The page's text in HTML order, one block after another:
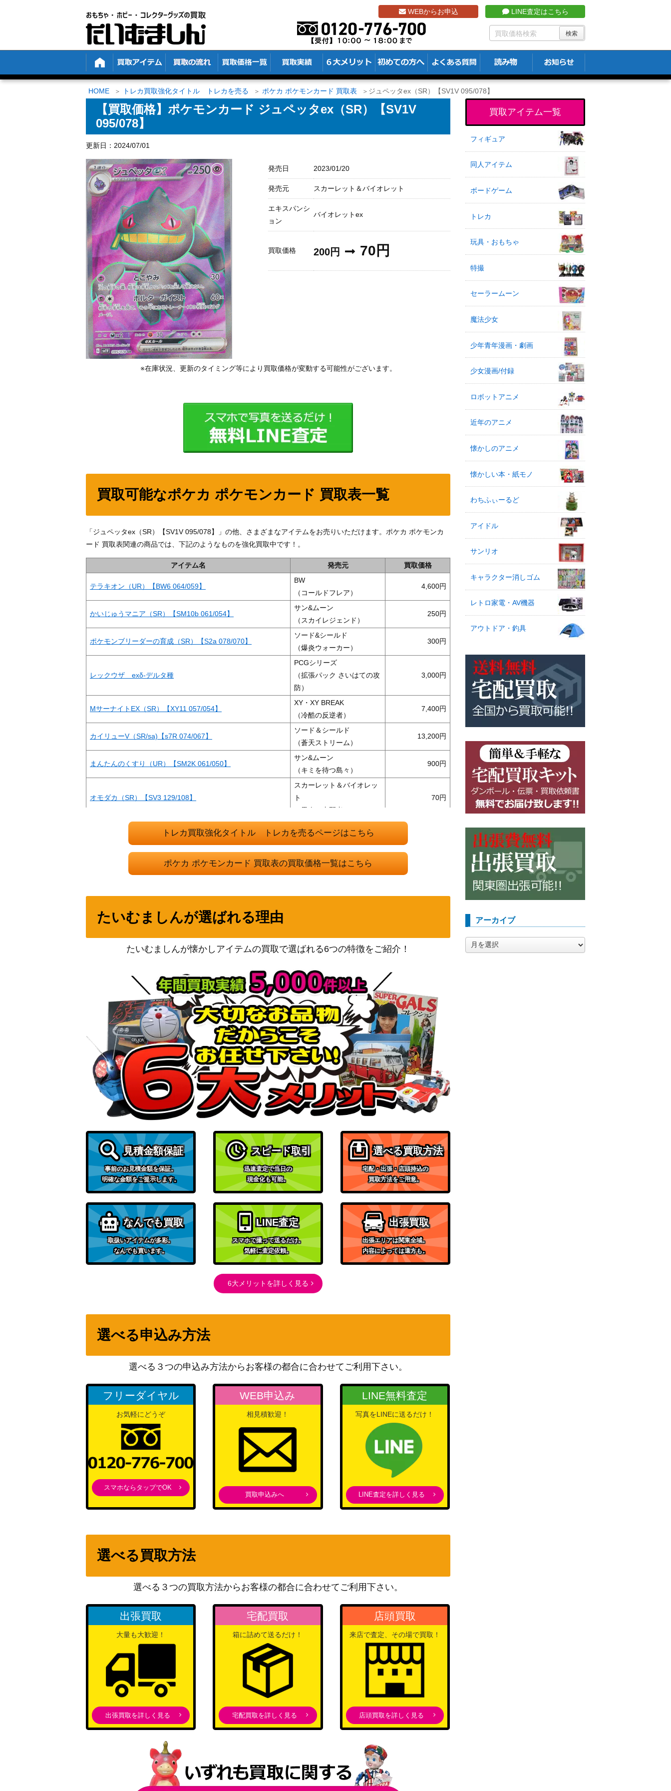
WEBからお申込 LINE査定はこちら
HOME トレカ買取強化タイトル トレカを売る ポケカ ポケモンカード 買取表 ジュペッタex（SR）【SV1V 095/078】
【買取価格】ポケモンカード ジュペッタex（SR）【SV1V
095/078】
更新日：2024/07/01
発売日 2023/01/20
発売元 スカーレット＆バイオレット
エキスパンシ
ョン
バイオレットex
買取価格 200円 70円
※在庫状況、更新のタイミング等により買取価格が変動する可能性がございます。
買取可能なポケカ ポケモンカード 買取表一覧
「ジュペッタex（SR）【SV1V 095/078】」の他、さまざまなアイテムをお売りいただけます。ポケカ ポケモンカ
ード 買取表関連の商品では、下記のようなものを強化買取中です！。
アイテム名 発売元 買取価格
テラキオン（UR）【BW6 064/059】
BW
（コールドフレア）
4,600
かいじゅうマニア（SR）【SM10b 061/054】
サン&ムーン
（スカイレジェンド）
250
ポケモンブリーダーの育成（SR）【S2a 078/070】
ソード&シールド
（爆炎ウォーカー）
300
レックウザ exδ-デルタ種
PCGシリーズ
（拡張パック さいはての攻
防）
3,000
MサーナイトEX（SR）【XY11 057/054】
XY・XY BREAK
（冷酷の反逆者）
7,400
カイリューV（SR/sa)【s7R 074/067】
ソード＆シールド
（蒼天ストリーム）
13,200
まんたんのくすり（UR）【SM2K 061/050】
サン&ムーン
（キミを待つ島々）
900
オモダカ（SR）【SV3 129/108】
スカーレット＆バイオレッ
ト
（黒炎の支配者）
70
オーガポンいしずえのめんex（SAR）【SV6 128/101】
ト
ロケット団のミュウツーex（SAR）【SV10 125/098】
スカーレット＆バイオレッ
ト
ソルガレオGX（SR）【SM1S 063/060】
ピカチュウ（U）【SC 007/020】
（シャイニーコレクショ
アローラナッシーex（SR）【SV7a 081/064】
スカーレット＆バイオレッ
ト
（楽園ドラゴーナ）
ウネルミナモex（SR）【SV5K 086/071】
スカーレット＆バイオレッ
ト
（ワイルドフォース）
150
カメックスex（SR）【SV2a 186/165】
スカーレット＆バイオレッ
ト
（ポケモンカード151）
70
ミステリートレジャー（UR）【SM6 109/094】
サン&ムーン
（禁断の光）
4,000
（プラズマゲイル）
マーシャドー&カイリキーGX（SR）【SM10 101/095】
サン&ムーン
（ダブルブレイズ）
3,000
シロナ（SR）【SM5M 070/066】
サン＆ムーン
（ウルトラムーン）
35,000
メロコ（SAR）【SV4K 092/066】
スカーレット＆バイオレッ
ト
（古代の咆哮）
800
ピカチュウex（SR）【SV8 122/106】
スカーレット＆バイオレッ
ト
（超電ブレイカー）
1,000
サン&ムーン
（フェアリーライズ）
フラダリの奥の手（SR）【XY4 095/088】 5,900
（スカーレットex）
ポンチョを着たピカチュウ（プロモ）【PROMO 231/XY-P】 115,000
ネストボール（TR）【SM10a 052/054】
サン&ムーン
（ジージーエンド）
1,700
ブラックキュレムEX（SR）【BW6 062/059】
BW
（ポケキュンコレクショ
ン）
ピカチュウ（だいすきクラブプロモ）
LEGEND
（プロモカード）
20,000
（破天の怒り）
（VSTARユニバース）
トイキャッチャー（UR)【s7R 088/067】
ヤドキングex（SR）【SV2P 086/071】
スカーレット＆バイオレッ
スカーレット＆バイオレッ
ト
オリーヴ（SR）【S2 105/096】
ソード&シールド
（反逆クラッシュ）
トレカ買取強化タイトル トレカを売るページはこちら
ポケカ ポケモンカード 買取表の買取価格一覧はこちら
たいむましんが選ばれる理由
たいむましんが懐かしアイテムの買取で選ばれる6つの特徴をご紹介！
見積金額保証
事前のお見積金額を保証。
明確な金額をご提示します。
スピード取引
迅速査定で当日の
現金化も可能。
選べる買取方法
宅配・出張・店頭持込の
買取方法をご用意。
なんでも買取
取扱いアイテムが多彩。
なんでも買います。
LINE査定
スマホで撮って送るだけ。
気軽に査定依頼。
出張買取
出張エリアは関東全域。
内容によっては遠方も。
6大メリットを詳しく見る
選べる申込み方法
選べる３つの申込み方法からお客様の都合に合わせてご利用下さい。
フリーダイヤル
お気軽にどうぞ
スマホならタップでOK
WEB申込み
相見積歓迎！
買取申込みへ
LINE無料査定
写真をLINEに送るだけ！
LINE査定を詳しく見る
選べる買取方法
選べる３つの買取方法からお客様の都合に合わせてご利用下さい。
出張買取
大量も大歓迎！
出張買取を詳しく見る
宅配買取
箱に詰めて送るだけ！
宅配買取を詳しく見る
店頭買取
来店で査定、その場で買取！
店頭買取を詳しく見る
買取アイテム一覧
フィギュア
同人アイテム
ボードゲーム
トレカ
玩具・おもちゃ
特撮
セーラームーン
魔法少女
少年青年漫画・劇画
少女漫画/付録
ロボットアニメ
近年のアニメ
懐かしのアニメ
懐かしい本・紙モノ
わちふぃーるど
アイドル
サンリオ
キャラクター消しゴム
レトロ家電・AV機器
アウトドア・釣具
アーカイブ
ー